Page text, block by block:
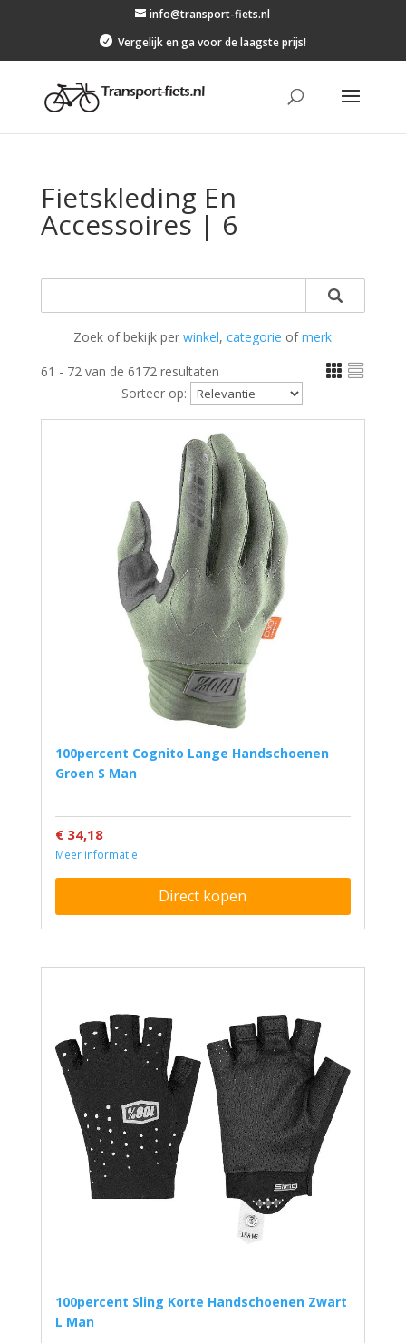
info@transport-fiets.nl
 Vergelijk en ga voor de laagste prijs!
Fietskleding En
Accessoires | 6
Zoek of bekijk perwinkel,categorie ofmerk
61 - 72 van de 6172 resultaten
 
Sorteer op:
100percent Cognito Lange Handschoenen
Groen S Man
€ 34,18
Meer informatie
Direct kopen
100percent Sling Korte Handschoenen Zwart
L Man